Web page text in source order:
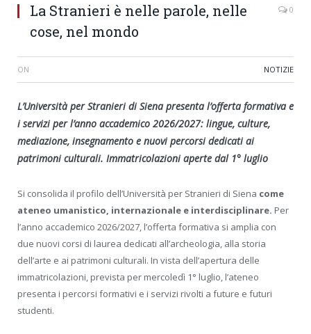
La Stranieri è nelle parole, nelle
cose, nel mondo
0
ON NOTIZIE
L’Università per Stranieri di Siena presenta l’offerta formativa e
i servizi per l’anno accademico 2026/2027: lingue, culture,
mediazione, insegnamento e nuovi percorsi dedicati ai
patrimoni culturali. Immatricolazioni aperte dal 1° luglio
Si consolida il profilo dell’Università per Stranieri di Siena come
ateneo umanistico, internazionale e interdisciplinare. Per
l’anno accademico 2026/2027, l’offerta formativa si amplia con
due nuovi corsi di laurea dedicati all’archeologia, alla storia
dell’arte e ai patrimoni culturali. In vista dell’apertura delle
immatricolazioni, prevista per mercoledì 1° luglio, l’ateneo
presenta i percorsi formativi e i servizi rivolti a future e futuri
studenti.